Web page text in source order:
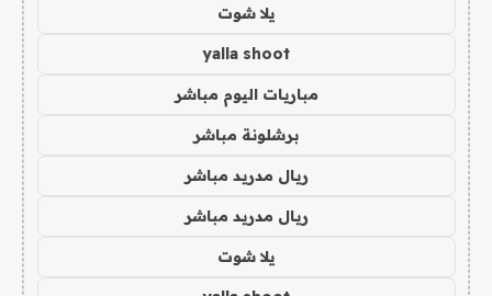
يلا شوت
yalla shoot
مباريات اليوم مباشر
برشلونة مباشر
ريال مدريد مباشر
ريال مدريد مباشر
يلا شوت